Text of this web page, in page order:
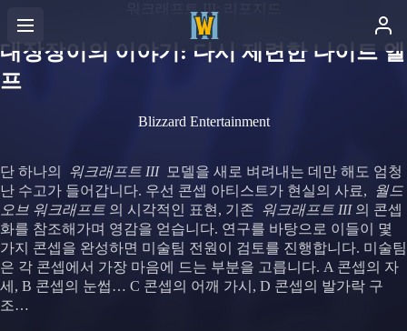
워크래프트 III: 리포지드
대장장이의 이야기: 다시 제련한 나이트 엘
프
Blizzard Entertainment
단 하나의 워크래프트 III모델을 새로 벼려내는 데만 해도 엄청
난 수고가 들어갑니다. 우선 콘셉 아티스트가 현실의 사료,
월드
오브 워크래프트 의 시각적인 표현, 기존 워크래프트 III의 콘셉
화를 참조해가며 영감을 얻습니다. 연구를 바탕으로 이들이 몇
가지 콘셉을 완성하면 미술팀 전원이 검토를 진행합니다. 미술팀
은 각 콘셉에서 가장 마음에 드는 부분을 고릅니다. A 콘셉의 자
세, B 콘셉의 눈썹… C 콘셉의 어깨 가시, D 콘셉의 발가락 구
조…